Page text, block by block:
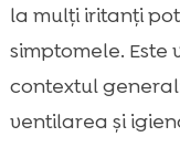
la mulți iritanți
simptomele. Este
contextul
ventilarea și